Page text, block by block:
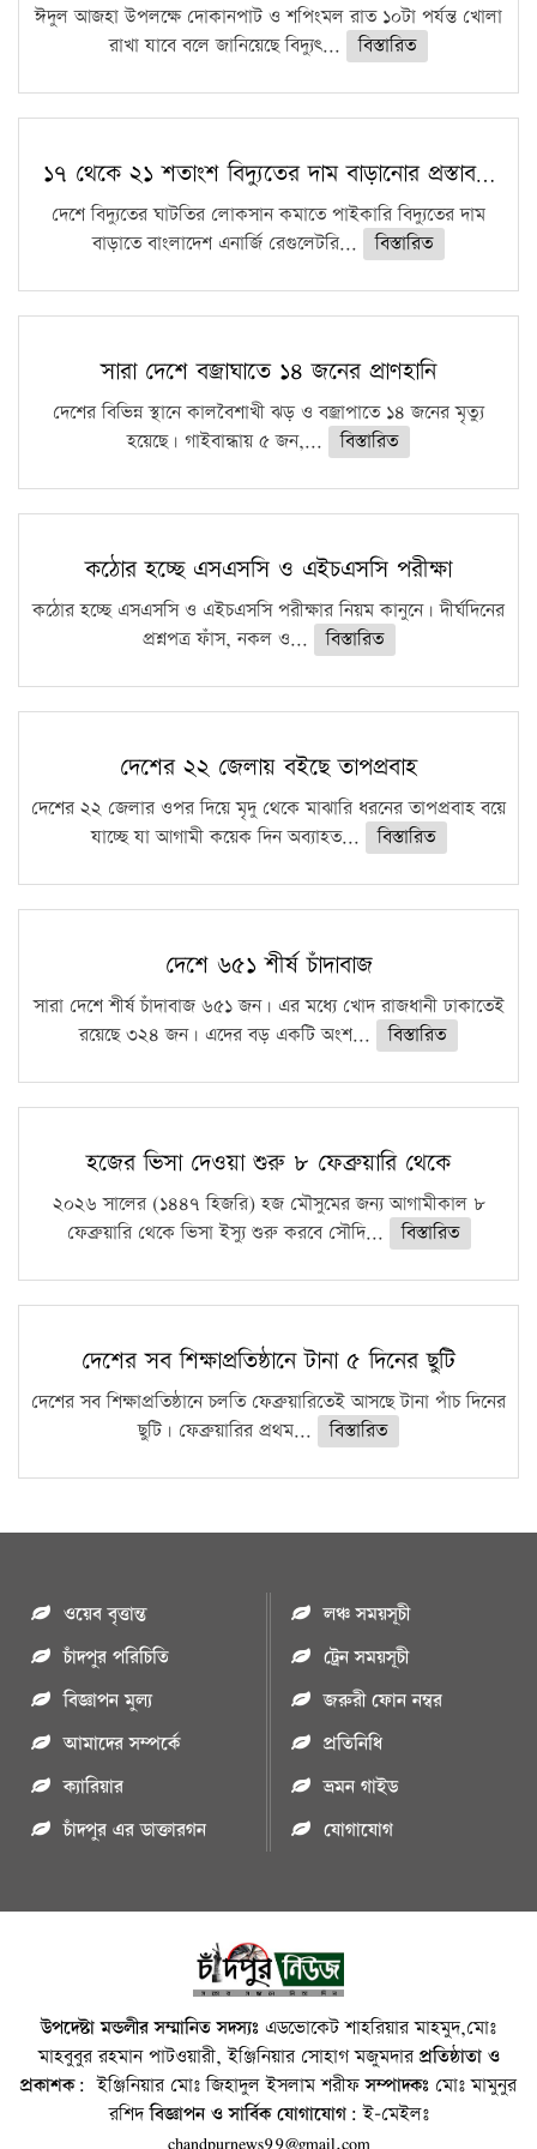
ঈদুল আজহা উপলক্ষে দোকানপাট ও শপিংমল রাত ১০টা পর্যন্ত খোলা
রাখা যাবে বলে জানিয়েছে বিদ্যুৎ...
বিস্তারিত
১৭ থেকে ২১ শতাংশ বিদ্যুতের দাম বাড়ানোর প্রস্তাব…
দেশে বিদ্যুতের ঘাটতির লোকসান কমাতে পাইকারি বিদ্যুতের দাম
বাড়াতে বাংলাদেশ এনার্জি রেগুলেটরি...
বিস্তারিত
সারা দেশে বজ্রাঘাতে ১৪ জনের প্রাণহানি
দেশের বিভিন্ন স্থানে কালবৈশাখী ঝড় ও বজ্রাপাতে ১৪ জনের মৃত্যু
হয়েছে। গাইবান্ধায় ৫ জন,...
বিস্তারিত
কঠোর হচ্ছে এসএসসি ও এইচএসসি পরীক্ষা
কঠোর হচ্ছে এসএসসি ও এইচএসসি পরীক্ষার নিয়ম কানুনে। দীর্ঘদিনের
প্রশ্নপত্র ফাঁস, নকল ও...
বিস্তারিত
দেশের ২২ জেলায় বইছে তাপপ্রবাহ
দেশের ২২ জেলার ওপর দিয়ে মৃদু থেকে মাঝারি ধরনের তাপপ্রবাহ বয়ে
যাচ্ছে যা আগামী কয়েক দিন অব্যাহত...
বিস্তারিত
দেশে ৬৫১ শীর্ষ চাঁদাবাজ
সারা দেশে শীর্ষ চাঁদাবাজ ৬৫১ জন। এর মধ্যে খোদ রাজধানী ঢাকাতেই
রয়েছে ৩২৪ জন। এদের বড় একটি অংশ...
বিস্তারিত
হজের ভিসা দেওয়া শুরু ৮ ফেব্রুয়ারি থেকে
২০২৬ সালের (১৪৪৭ হিজরি) হজ মৌসুমের জন্য আগামীকাল ৮
ফেব্রুয়ারি থেকে ভিসা ইস্যু শুরু করবে সৌদি...
বিস্তারিত
দেশের সব শিক্ষাপ্রতিষ্ঠানে টানা ৫ দিনের ছুটি
দেশের সব শিক্ষাপ্রতিষ্ঠানে চলতি ফেব্রুয়ারিতেই আসছে টানা পাঁচ দিনের
ছুটি। ফেব্রুয়ারির প্রথম...
বিস্তারিত
ওয়েব বৃত্তান্ত
চাঁদপুর পরিচিতি
বিজ্ঞাপন মুল্য
আমাদের সম্পর্কে
ক্যারিয়ার
চাঁদপুর এর ডাক্তারগন
লঞ্চ সময়সূচী
ট্রেন সময়সূচী
জরুরী ফোন নম্বর
প্রতিনিধি
ভ্রমন গাইড
যোগাযোগ
উপদেষ্টা মন্ডলীর সম্মানিত সদস্যঃ এডভোকেট শাহরিয়ার মাহমুদ,মোঃ
মাহবুবুর রহমান পাটওয়ারী, ইঞ্জিনিয়ার সোহাগ মজুমদারপ্রতিষ্ঠাতা ও
প্রকাশক: ইঞ্জিনিয়ার মোঃ জিহাদুল ইসলাম শরীফসম্পাদকঃ মোঃ মামুনুর
রশিদবিজ্ঞাপন ও সার্বিক যোগাযোগ: ই-মেইলঃ
chandpurnews99@gmail.com